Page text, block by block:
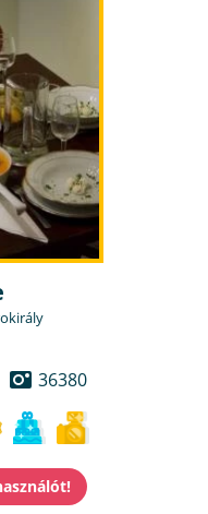
36380